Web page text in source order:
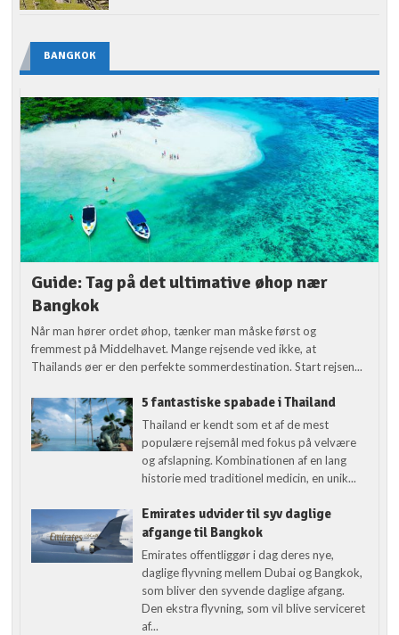
BANGKOK
Guide: Tag på det ultimative øhop nær
Bangkok
Når man hører ordet øhop, tænker man måske først og
fremmest på Middelhavet. Mange rejsende ved ikke, at
Thailands øer er den perfekte sommerdestination. Start rejsen...
5 fantastiske spabade i Thailand
Thailand er kendt som et af de mest
populære rejsemål med fokus på velvære
og afslapning. Kombinationen af en lang
historie med traditionel medicin, en unik...
Emirates udvider til syv daglige
afgange til Bangkok
Emirates offentliggør i dag deres nye,
daglige flyvning mellem Dubai og Bangkok,
som bliver den syvende daglige afgang.
Den ekstra flyvning, som vil blive serviceret
af...